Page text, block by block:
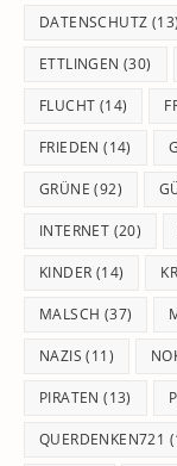
DATENSCHUTZ (13)
ETTLINGEN (30)
FLUCHT (14)
FRIEDEN (14)
GRÜNE (92)
INTERNET (20)
KINDER (14)
MALSCH (37)
NAZIS (11)
PIRATEN (13)
QUERDENKEN721